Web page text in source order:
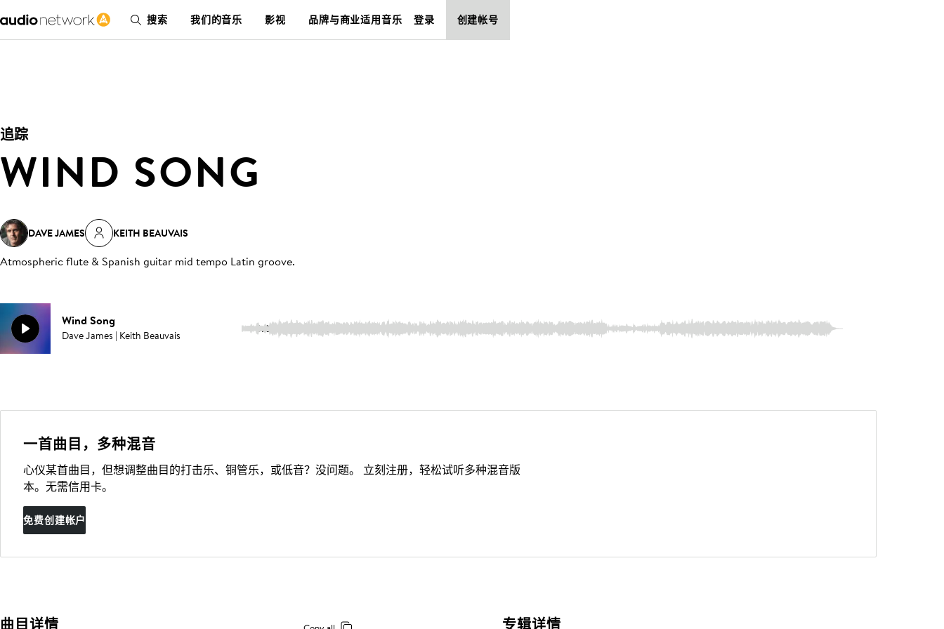
搜索 我们的音乐 影视 品牌与商业适用音乐 登录 创建帐号
追踪
WIND SONG
DAVE JAMES KEITH BEAUVAIS
Atmospheric flute & Spanish guitar mid tempo Latin groove.
Wind Song
Dave James | Keith Beauvais 3:26
一首曲目，多种混音
心仪某首曲目，但想调整曲目的打击乐、铜管乐，或低音？没问题。 立刻注册，轻松试听多种混音版
本。无需信用卡。
免费创建帐户
曲目详情 专辑详情